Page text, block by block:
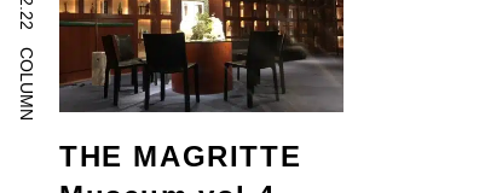
THE MAGRITTE
COLUMN